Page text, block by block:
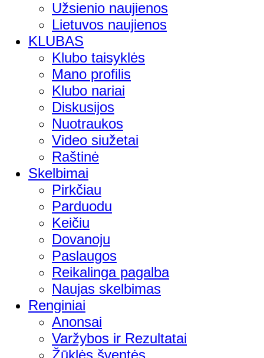
Užsienio naujienos
Lietuvos naujienos
KLUBAS
Klubo taisyklės
Mano profilis
Klubo nariai
Diskusijos
Nuotraukos
Video siužetai
Raštinė
Skelbimai
Pirkčiau
Parduodu
Keičiu
Dovanoju
Paslaugos
Reikalinga pagalba
Naujas skelbimas
Renginiai
Anonsai
Varžybos ir Rezultatai
Žūklės šventės